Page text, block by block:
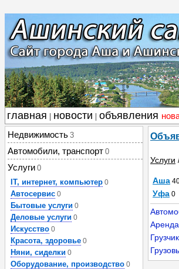
главная новости объявления
Недвижимость 3
Автомобили, транспорт 0
Услуги 0
IT, интернет, компьютер 0
Автосервис 0
Бытовые услуги 0
Деловые услуги 0
Искусство 0
Красота, здоровье 0
Няни, сиделки 0
Оборудование, производство 0
Услуги
Аша
Уфа 0